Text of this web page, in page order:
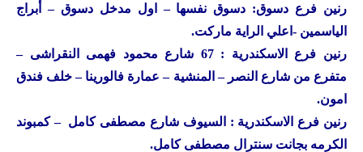
رنين فرع دسوق: دسوق نفسها – اول مدخل دسوق – أبراج
الياسمين -اعلي الراية ماركت.
رنين
فرع الاسكندرية : 67 شارع محمود فهمى النقراشى –
متفرع من شارع النصر – المنشية – عمارة فالورينا – خلف فندق
امون.
رنين فرع الاسكندرية : السيوف شارع مصطفى كامل – كمبوند
الكرمه بجانت سنترال مصطفى كامل.